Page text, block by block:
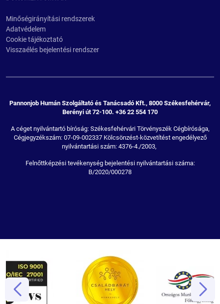
Minőségirányítási rendszerek
Adatvédelem
Cookie tájékoztató
Visszaélés bejelentési rendszer
Pannonjob Humán Szolgáltató és Tanácsadó Kft., 8000 Székesfehérvár,
Berényi út 72-100. +36 22 554 170
A céget nyilvántartó bíróság: Székesfehérvári Törvényszék Cégbírósága,
Cégjegyzékszám: 07-09-002337 Kölcsönzést-közvetítést engedélyező
nyilvántartási szám: 4376-4./2003,
Felnőttképzési tevékenység bejelentési nyilvántartási száma:
B/2020/000278